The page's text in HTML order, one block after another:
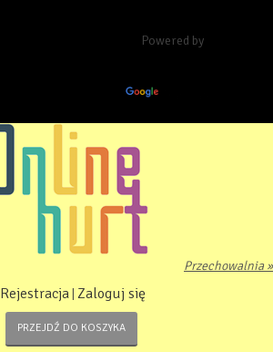
Powered by
Przechowalnia »
Rejestracja Zaloguj się
PRZEJDŹ DO KOSZYKA